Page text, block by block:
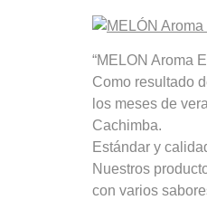
“MELON Aroma
Como resultado
los meses de
Cachimba.
Estándar y
Nuestros
con varios